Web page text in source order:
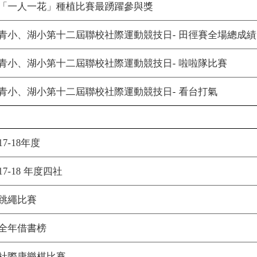
「一人一花」種植比賽最踴躍參與獎
小、湖小第十二屆聯校社際運動競技日- 田徑賽全場總成績
小、湖小第十二屆聯校社際運動競技日- 啦啦隊比賽
小、湖小第十二屆聯校社際運動競技日- 看台打氣
18年度
18 年度四社
繩比賽
年借書榜